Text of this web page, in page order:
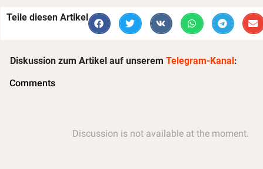
Teile diesen Artikel
Diskussion zum Artikel auf unserem Telegram-Kanal :